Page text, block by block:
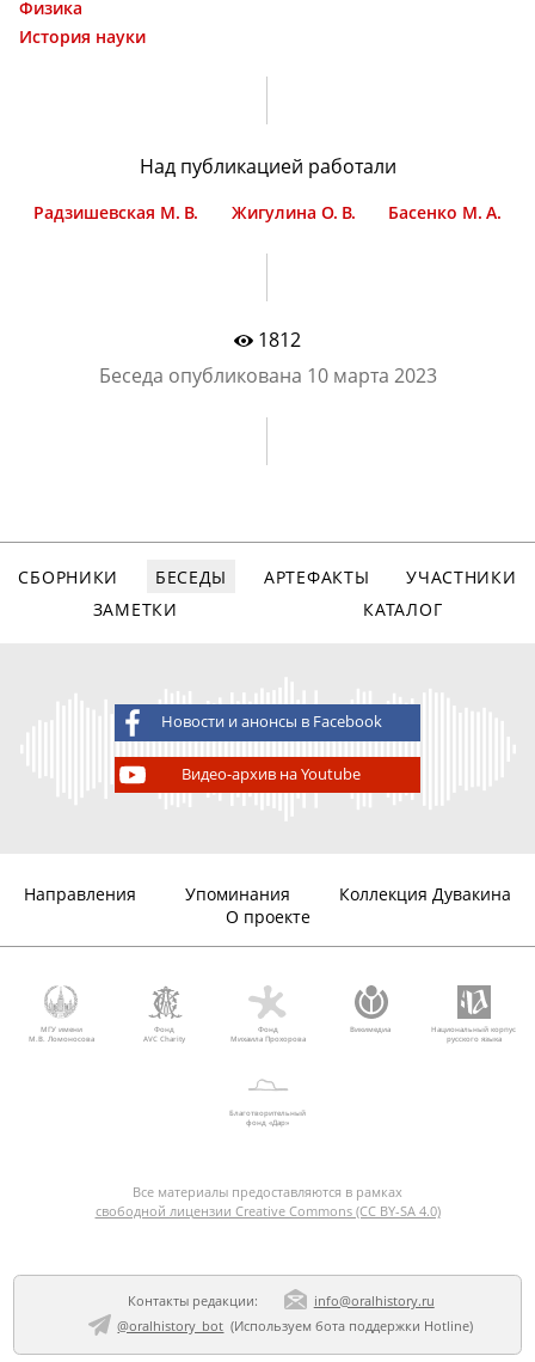
Физика
История науки
Над публикацией работали
Радзишевская М. В. Жигулина О. В. Басенко М. А.
1812
Беседа опубликована 10 марта 2023
СБОРНИКИ БЕСЕДЫ АРТЕФАКТЫ
УЧАСТНИКИ
ЗАМЕТКИ
КАТАЛОГ
Новости и анонсы в Facebook
Видео-архив на Youtube
Направления Упоминания
Коллекция Дувакина
О проекте
МГУ имени
М.В. Ломоносова
Фонд
AVC Charity
Фонд
Михаила Прохорова
Викимедиа
Национальный корпус
русского языка
Благотворительный
фонд «Дар»
Все материалы предоставляются в рамках
свободной лицензии Creative Commons (CC BY-SA 4.0)
Контакты редакции:
info@oralhistory.ru
@oralhistory_bot (Используембота поддержки Hotline)